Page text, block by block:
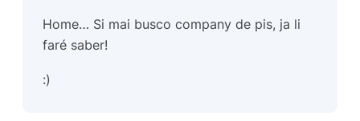
Home… Si mai busco company de pis, ja li
faré saber!
:)